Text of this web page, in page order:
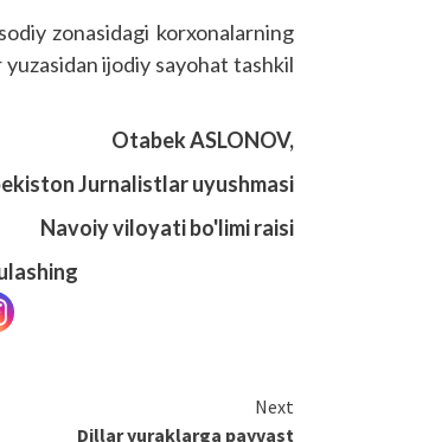
zonasidagi korxonalarning
ijodiy sayo­hat tashkil
Otabek ASLONOV,
Jurnalistlar uyushmasi
Navoiy viloyati bo'limi raisi
Next
Dillar yuraklarga payvast